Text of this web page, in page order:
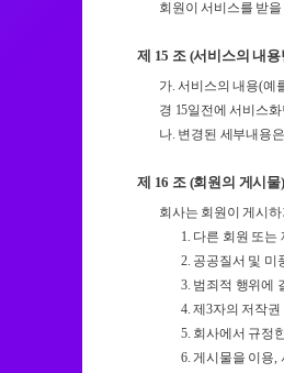
회원이 서비스를 받
제 15 조 (서비스의 내
가. 서비스의 내용(예
경 15일전에 서비스
나. 변경된 세부내용
제 16 조 (회원의 게시물)
회사는 회원이 게시
1. 다른 회원 또는
2. 공공질서 및 미
3. 범죄적 행위에
4. 제3자의 저작
5. 회사에서 규정
6. 게시물을 이용,